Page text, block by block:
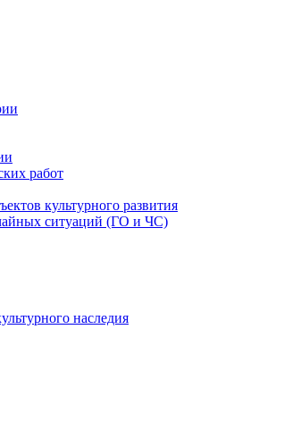
работ
культурного развития
ситуаций (ГО и ЧС)
наследия